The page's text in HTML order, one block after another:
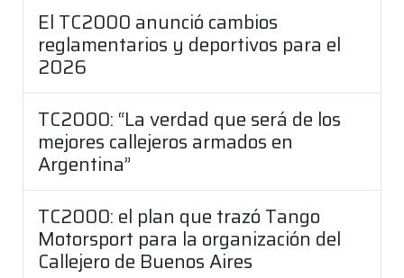
El TC2000 anunció cambios
reglamentarios y deportivos para el
2026
TC2000: “La verdad que será de los
mejores callejeros armados en
Argentina”
TC2000: el plan que trazó Tango
Motorsport para la organización del
Callejero de Buenos Aires